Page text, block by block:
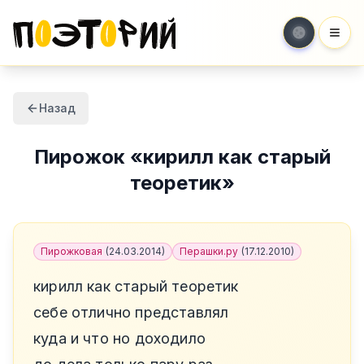
Назад
Пирожок«кирилл как старый
теоретик»
Пирожковая (24.03.2014) Перашки.ру (17.12.2010)
кирилл как старый теоретик
себе отлично представлял
куда и что но доходило